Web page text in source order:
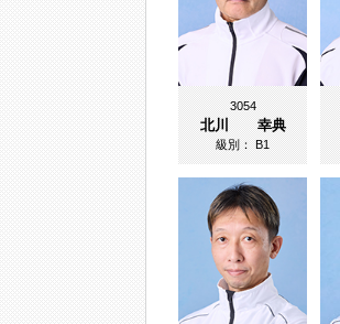
3054
北川 幸典
級別：B1